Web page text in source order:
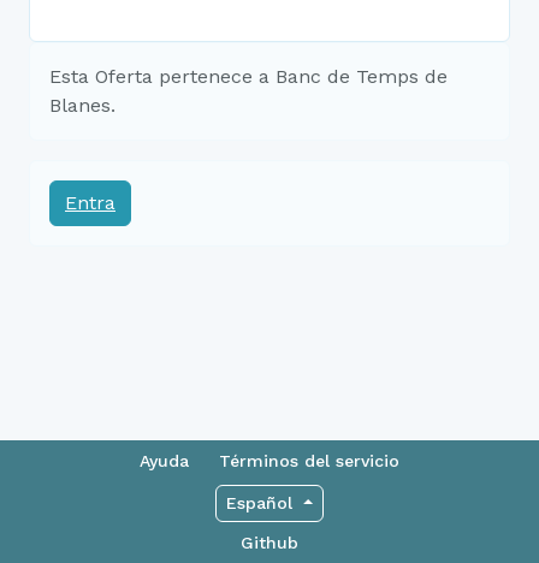
Esta Oferta pertenece a Banc de Temps de
Blanes.
Entra
Ayuda Términos del servicio
Español
Github